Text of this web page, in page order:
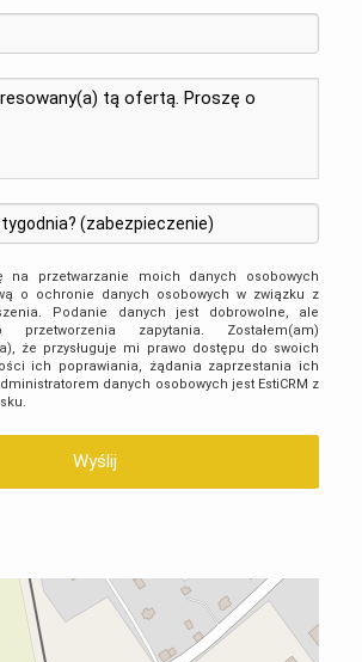
na przetwarzanie moich danych osobowych
o ochronie danych osobowych w związku z
Podanie danych jest dobrowolne, ale
przetworzenia zapytania. Zostałem(am)
że przysługuje mi prawo dostępu do swoich
ich poprawiania, żądania zaprzestania ich
danych osobowych jest EstiCRM z